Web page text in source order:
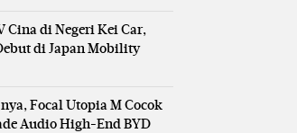
Cina di Negeri Kei Car,
di Japan Mobility
Focal Utopia M Cocok
Audio High-End BYD